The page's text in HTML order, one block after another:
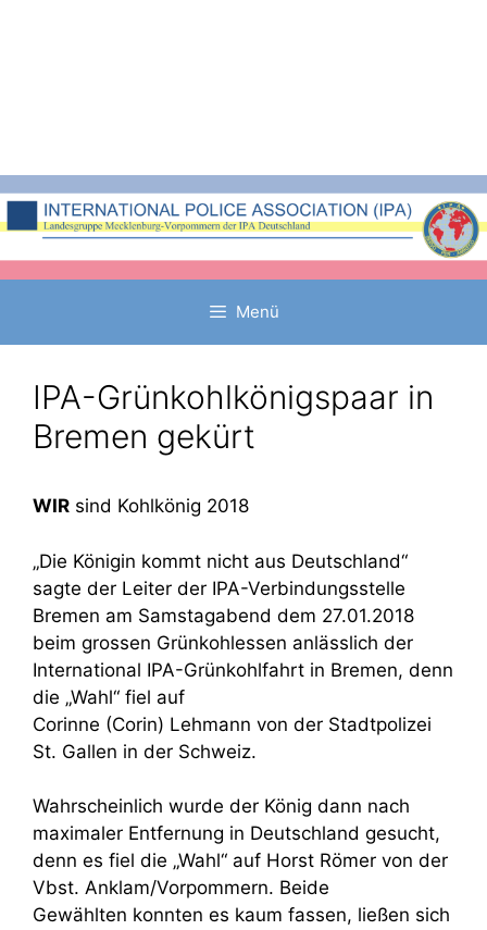
Menü
IPA-Grünkohlkönigspaar in
Bremen gekürt
WIR sind Kohlkönig 2018
„Die Königin kommt nicht aus Deutschland“
sagte der Leiter der IPA-Verbindungsstelle
Bremen am Samstagabend dem 27.01.2018
beim grossen Grünkohlessen anlässlich der
International IPA-Grünkohlfahrt in Bremen, denn
die „Wahl“ fiel auf
Corinne (Corin) Lehmann von der Stadtpolizei
St. Gallen in der Schweiz.
Wahrscheinlich wurde der König dann nach
maximaler Entfernung in Deutschland gesucht,
denn es fiel die „Wahl“ auf Horst Römer von der
Vbst. Anklam/Vorpommern. Beide
Gewählten konnten es kaum fassen, ließen sich